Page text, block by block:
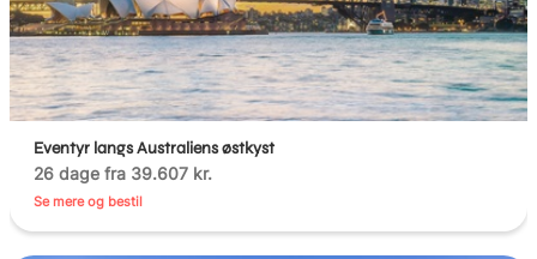
Eventyr langs Australiens østkyst
26 dage fra 39.607 kr.
Se mere og bestil